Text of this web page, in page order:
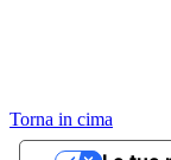
Torna in cima